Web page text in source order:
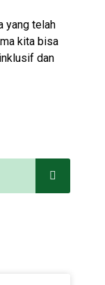
yang telah
kita bisa
dan